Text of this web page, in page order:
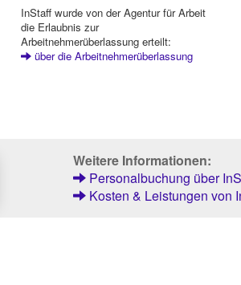
InStaff wurde von der Agentur für Arbeit
die Erlaubnis zur
Arbeitnehmerüberlassung erteilt:
über die Arbeitnehmerüberlassung
Weitere Informationen:
Personalbuchung über
Kosten & Leistungen von